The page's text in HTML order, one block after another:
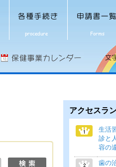
アクセスラ
生活
診と
容の
歯の